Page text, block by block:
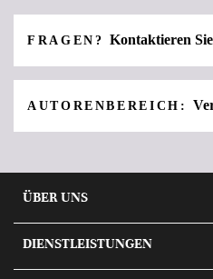
FRAGEN?Kontaktieren
AUTORENBEREICH:
ÜBER UNS
DIENSTLEISTUNGEN